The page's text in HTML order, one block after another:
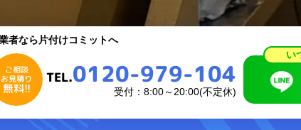
者なら片付けコミットへ
ご相談
お見積り
無料!!
TEL.0120-979-104
受付：8:00～20:00(不定休)
い
ご相談
お見積り
料!!
TEL.0120-979-104
受付：8:00～20:00(不定休)
い